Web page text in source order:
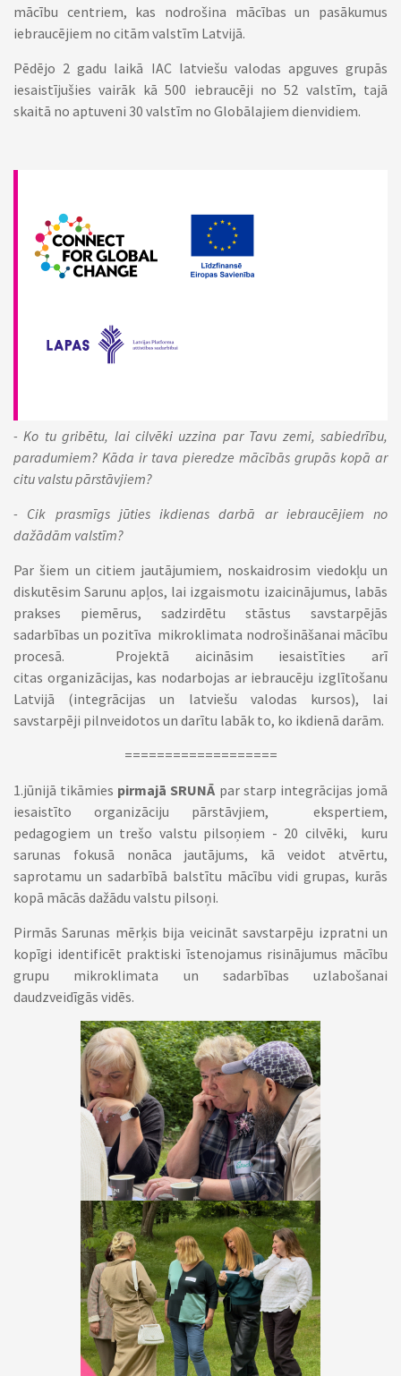
mācību centriem, kas nodrošina mācības un pasākumus
iebraucējiem no citām valstīm Latvijā.
Pēdējo 2 gadu laikā IAC latviešu valodas apguves grupās
iesaistījušies vairāk kā 500 iebraucēji no 52 valstīm, tajā
skaitā no aptuveni 30 valstīm no Globālajiem dienvidiem.
- Ko tu gribētu, lai cilvēki uzzina par Tavu zemi, sabiedrību,
paradumiem? Kāda ir tava pieredze mācībās grupās kopā ar
citu valstu pārstāvjiem?
- Cik prasmīgs jūties ikdienas darbā ar iebraucējiem no
dažādām valstīm?
Par šiem un citiem jautājumiem, noskaidrosim viedokļu un
diskutēsim Sarunu apļos, lai izgaismotu izaicinājumus, labās
prakses piemērus, sadzirdētu stāstus savstarpējās
sadarbības un pozitīva mikroklimata nodrošināšanai mācību
procesā.
Projektā aicināsim iesaistīties arī
citas organizācijas, kas nodarbojas ar iebraucēju izglītošanu
Latvijā (integrācijas un latviešu valodas kursos), lai
savstarpēji pilnveidotos un darītu labāk to, ko ikdienā darām.
===================
1.jūnijā tikāmies pirmajā SRUNĀ par starp integrācijas jomā
iesaistīto organizāciju pārstāvjiem, ekspertiem,
pedagogiem un trešo valstu pilsoņiem - 20 cilvēki, kuru
sarunas fokusā nonāca jautājums, kā veidot atvērtu,
saprotamu un sadarbībā balstītu mācību vidi grupas, kurās
kopā mācās dažādu valstu pilsoņi.
Pirmās Sarunas mērķis bija veicināt savstarpēju izpratni un
kopīgi identificēt praktiski īstenojamus risinājumus mācību
grupu mikroklimata un sadarbības uzlabošanai
daudzveidīgās vidēs.